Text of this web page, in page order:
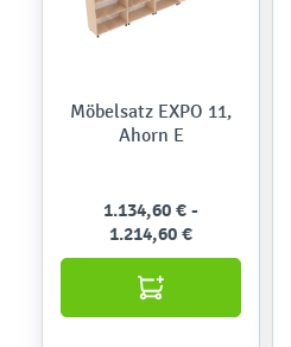
Möbelsatz EXPO 11,
Ahorn E
1.134,60 € -
1.214,60 €